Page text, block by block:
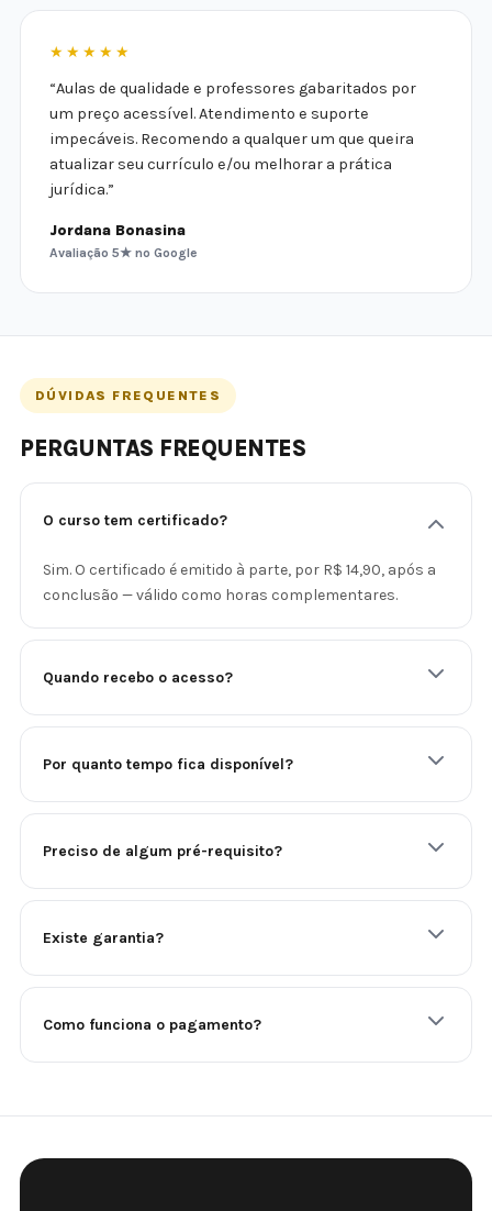
★★★★★
“Aulas de qualidade e professores gabaritados por
um preço acessível. Atendimento e suporte
impecáveis. Recomendo a qualquer um que queira
atualizar seu currículo e/ou melhorar a prática
jurídica.”
Jordana Bonasina
Avaliação 5★ no Google
DÚVIDAS FREQUENTES
PERGUNTAS FREQUENTES
O curso tem certificado?
Sim. O certificado é emitido à parte, por R$ 14,90, após a
conclusão — válido como horas complementares.
Quando recebo o acesso?
Por quanto tempo fica disponível?
Preciso de algum pré-requisito?
Existe garantia?
Como funciona o pagamento?